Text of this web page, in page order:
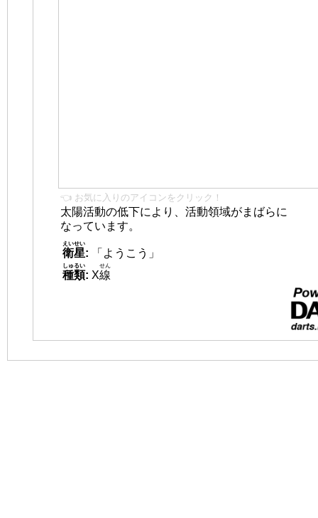
👈 お気に入りのアイコンをクリック！
太陽活動の低下により、活動領域がまばらに
なっています。
衛星
えいせい
:
「ようこう」
種類
しゅるい
: X線
せん